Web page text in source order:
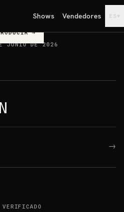
Shows Vendedores ES ▾
→
JUNIO DE 2026
→
VERIFICADO